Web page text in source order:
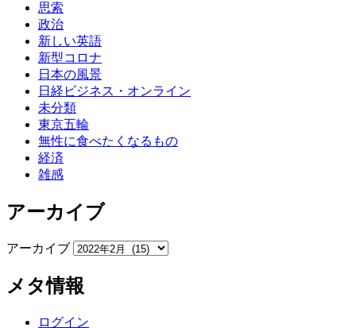
思索
政治
新しい英語
新型コロナ
日本の風景
日経ビジネス・オンライン
未分類
東京五輪
無性に食べたくなるもの
経済
雑感
アーカイブ
アーカイブ
メタ情報
ログイン